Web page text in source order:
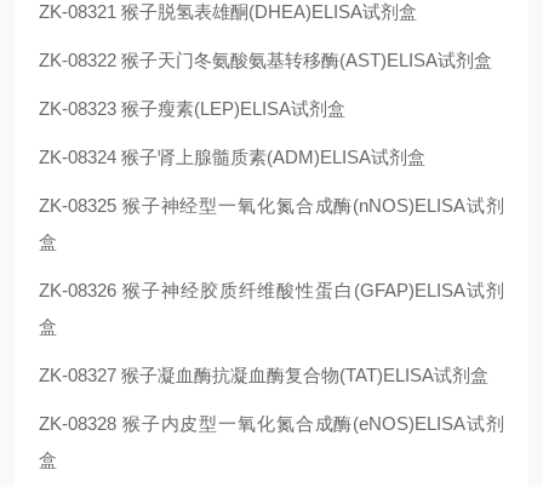
ZK-08321 猴子脱氢表雄酮(DHEA)ELISA试剂盒
ZK-08322 猴子天门冬氨酸氨基转移酶(AST)ELISA试剂盒
ZK-08323 猴子瘦素(LEP)ELISA试剂盒
ZK-08324 猴子肾上腺髓质素(ADM)ELISA试剂盒
ZK-08325 猴子神经型一氧化氮合成酶(nNOS)ELISA试剂
盒
ZK-08326 猴子神经胶质纤维酸性蛋白(GFAP)ELISA试剂
盒
ZK-08327 猴子凝血酶抗凝血酶复合物(TAT)ELISA试剂盒
ZK-08328 猴子内皮型一氧化氮合成酶(eNOS)ELISA试剂
盒